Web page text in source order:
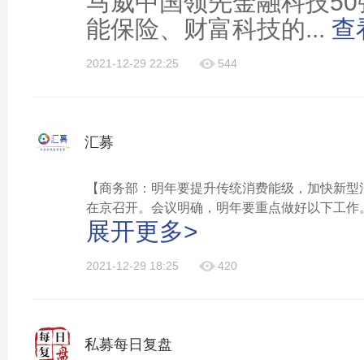
能保险、财富科技的... 查
2021-12-29 22:25 544
汇募
【商务部：明年要提升传统消费能级，加快新
在京召开。会议明确，明年要重点做好以下工
升传统消费能级，加快新型消费发展，办好消
系，促进消费升级，增强消费对经济发展的基
循环。多措并举稳定外贸，按照党中央、国务
系协定》，深化多双边经贸合作，推动共建“一
展开更多>
2021-12-29 18:25 420
私募每日复盘